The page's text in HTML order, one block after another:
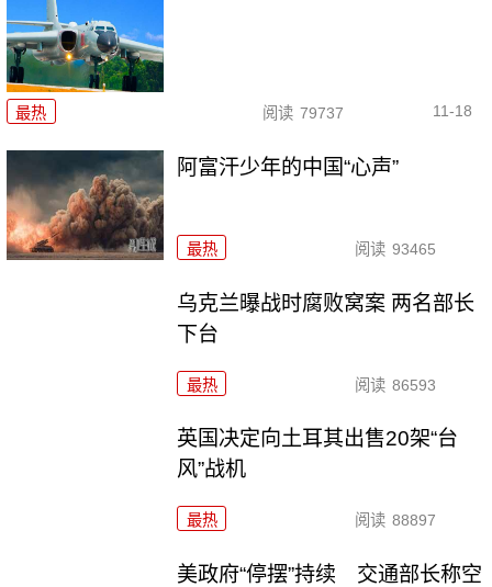
最热 阅读 79737 11-18
阿富汗少年的中国“心声”
最热 阅读 93465
乌克兰曝战时腐败窝案 两名部长
下台
最热 阅读 86593
英国决定向土耳其出售20架“台
风”战机
最热 阅读 88897
美政府“停摆”持续 交通部长称空